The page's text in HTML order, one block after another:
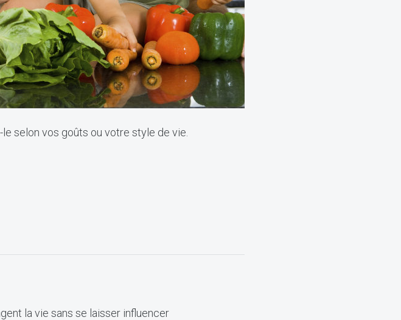
selon vos goûts ou votre style de vie.
la vie sans se laisser influencer